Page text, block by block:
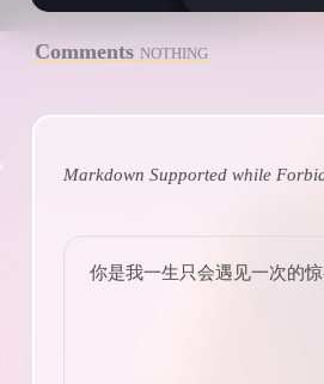
Comments NOTHING
Markdown Supported while
你是我一生只会遇见一次的